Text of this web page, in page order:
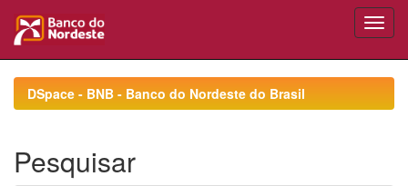
navigationDSpace - BNB - Banco do Nordeste do Brasil
Pesquisar